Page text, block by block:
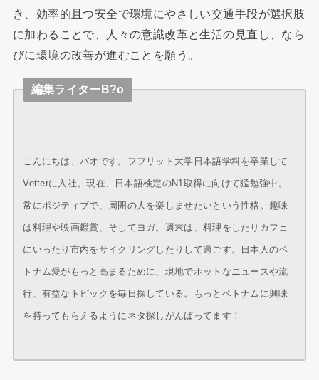
き、効率的且つ安全で環境にやさしい交通手段が選択肢
に加わることで、人々の意識改革と生活の見直し、なら
びに環境の改善が進むことを願う。
編集ライターB?o
こんにちは、バオです。フフリット大学日本語学科を卒業して
Vetterに入社。現在、日本語検定のN1取得に向けて猛勉強中。
常にポジティブで、周囲の人を楽しませたいという性格。趣味
は料理や映画鑑賞、そしてヨガ。週末は、料理をしたりカフェ
にいったり市内をサイクリングしたりして過ごす。日本人のベ
トナム愛がもっと高まるために、現地でホットなニュースや流
行、有益なトピックを毎日探している。もっとベトナムに興味
を持ってもらえるようにネタ探しがんばってます！